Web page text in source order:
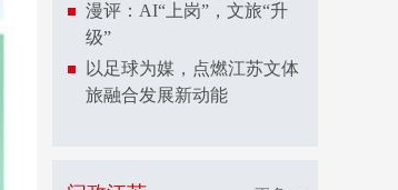
漫评：AI“上岗”，文旅“升
级”
以足球为媒，点燃江苏文体
旅融合发展新动能